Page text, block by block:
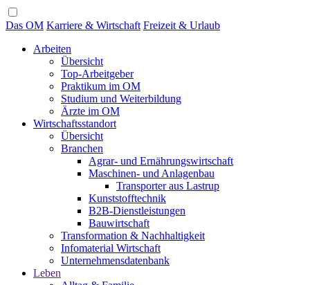
Das OM Karriere & Wirtschaft Freizeit & Urlaub
Arbeiten
Übersicht
Top-Arbeitgeber
Praktikum im OM
Studium und Weiterbildung
Ärzte im OM
Wirtschaftsstandort
Übersicht
Branchen
Agrar- und Ernährungswirtschaft
Maschinen- und Anlagenbau
Transporter aus Lastrup
Kunststofftechnik
B2B-Dienstleistungen
Bauwirtschaft
Transformation & Nachhaltigkeit
Infomaterial Wirtschaft
Unternehmensdatenbank
Leben